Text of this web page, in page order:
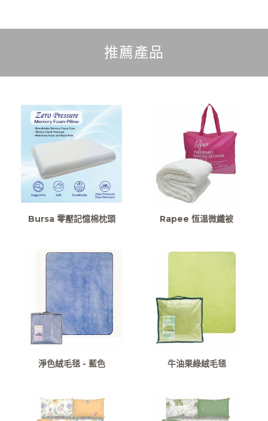
推薦產品
Bursa 零壓記憶棉枕頭 Rapee 恆溫微纖被
淨色絨毛毯 - 藍色 牛油果綠絨毛毯